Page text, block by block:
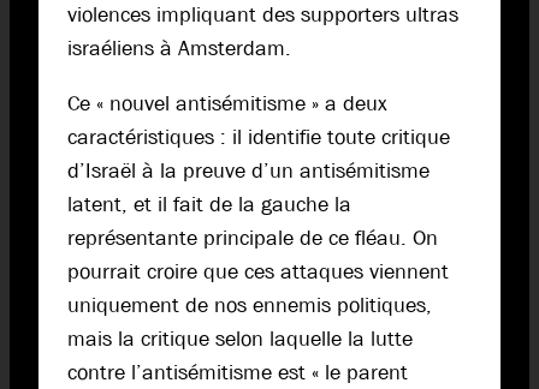
violences impliquant des supporters ultras
israéliens à Amsterdam.
Ce « nouvel antisémitisme » a deux
caractéristiques : il identifie toute critique
d’Israël à la preuve d’un antisémitisme
latent, et il fait de la gauche la
représentante principale de ce fléau. On
pourrait croire que ces attaques viennent
uniquement de nos ennemis politiques,
mais la critique selon laquelle la lutte
contre l’antisémitisme est « le parent